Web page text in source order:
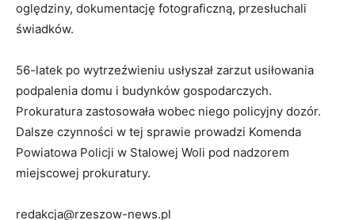
oględziny, dokumentację fotograficzną, przesłuchali
świadków.
56-latek po wytrzeźwieniu usłyszał zarzut usiłowania
podpalenia domu i budynków gospodarczych.
Prokuratura zastosowała wobec niego policyjny dozór.
Dalsze czynności w tej sprawie prowadzi Komenda
Powiatowa Policji w Stalowej Woli pod nadzorem
miejscowej prokuratury.
redakcja@rzeszow-news.pl